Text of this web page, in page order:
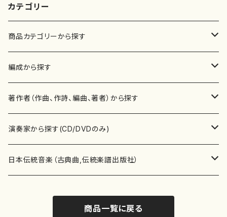
カテゴリー
商品カテゴリーから探す
楽譜
書籍
書籍
テキストブック
CD・DVD
チケット
編成から探す
邦楽器
箏・琴（ソロ）
箏・琴（合奏）
合唱
混声合唱
歌・声
著作者（作曲、作詩、編曲、著者）から探す
あ行
青木省三(アオキ ショウゾウ)
か行
演奏家から探す(CD/DVDのみ)
邦楽（箏、三味線、尺八等）演奏家
日本伝統音楽（古典曲,伝統楽譜出版社）
商品一覧に戻る